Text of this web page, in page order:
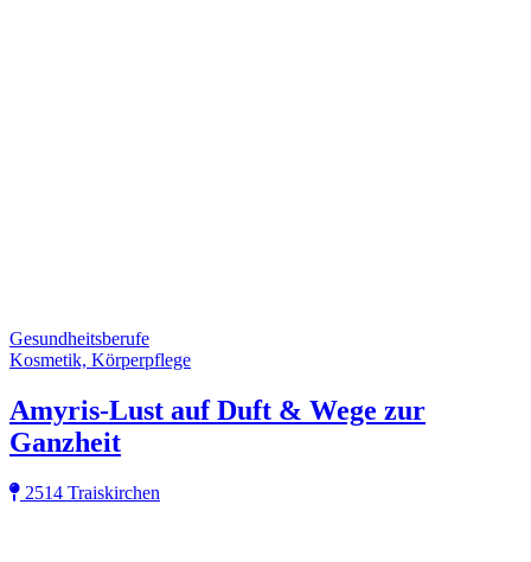
Gesundheitsberufe
Kosmetik, Körperpflege
Amyris-Lust auf Duft & Wege zur
Ganzheit
2514 Traiskirchen